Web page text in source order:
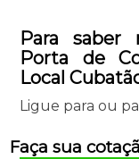
Para saber
Porta de
Local
Ligue para ou
Faça sua